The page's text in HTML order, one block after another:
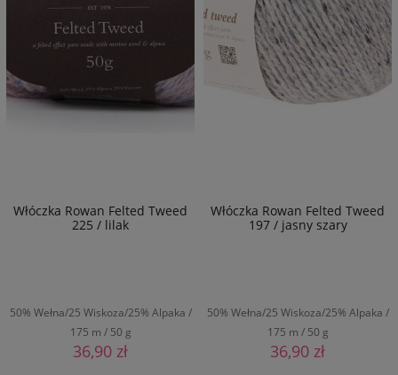
Włóczka Rowan Felted Tweed
225 / lilak
50% Wełna/25 Wiskoza/25% Alpaka /
175 m / 50 g
36,90 zł
Włóczka Rowan Felted Tweed
197 / jasny szary
50% Wełna/25 Wiskoza/25% Alpaka /
175 m / 50 g
36,90 zł